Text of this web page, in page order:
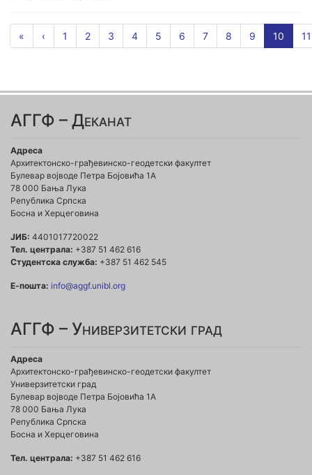
« ‹ 1 2 3 4 5 6 7 8 9 10 11
АГГФ – Деканат
Адреса
Архитектонско-грађевинско-геодетски факултет
Булевар војводе Петра Бојовића 1A
78 000 Бања Лука
Република Српска
Босна и Херцеговина
ЈИБ: 4401017720022
Тел. централа: +387 51 462 616
Студентска служба: +387 51 462 545
Е-пошта: info@aggf.unibl.org
АГГФ – Универзитетски град
Адреса
Архитектонско-грађевинско-геодетски факултет
Универзитетски град
Булевар војводе Петра Бојовића 1A
78 000 Бања Лука
Република Српска
Босна и Херцеговина
Тел. централа: +387 51 462 616